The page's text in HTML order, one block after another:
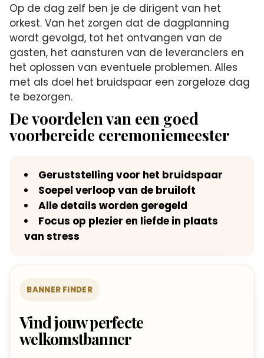
Op de dag zelf ben je de dirigent van het
orkest. Van het zorgen dat de dagplanning
wordt gevolgd, tot het ontvangen van de
gasten, het aansturen van de leveranciers en
het oplossen van eventuele problemen. Alles
met als doel het bruidspaar een zorgeloze dag
te bezorgen.
De voordelen van een goed
voorbereide ceremoniemeester
Geruststelling voor het bruidspaar
Soepel verloop van de bruiloft
Alle details worden geregeld
Focus op plezier en liefde in plaats
van stress
BANNER FINDER
Vind jouw perfecte
welkomstbanner